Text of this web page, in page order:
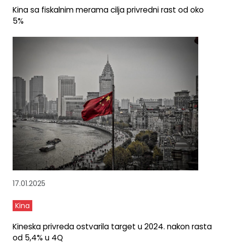
Kina sa fiskalnim merama cilja privredni rast od oko
5%
17.01.2025
Kina
Kineska privreda ostvarila target u 2024. nakon rasta
od 5,4% u 4Q